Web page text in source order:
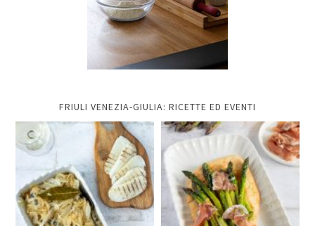
FRIULI VENEZIA-GIULIA: RICETTE ED EVENTI